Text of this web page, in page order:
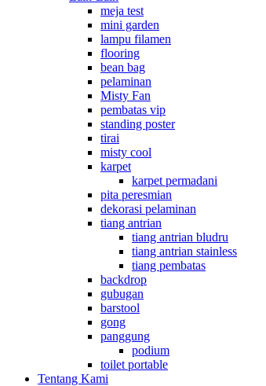
meja test
mini garden
lampu filamen
flooring
bean bag
pelaminan
Misty Fan
pembatas vip
standing poster
tirai
misty cool
karpet
karpet permadani
pita peresmian
dekorasi pelaminan
tiang antrian
tiang antrian bludru
tiang antrian stainless
tiang pembatas
backdrop
gubugan
barstool
gong
panggung
podium
toilet portable
Tentang Kami